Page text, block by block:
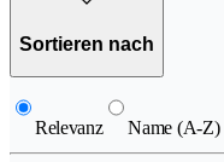
Sortieren nach
Relevanz Name (A-Z)